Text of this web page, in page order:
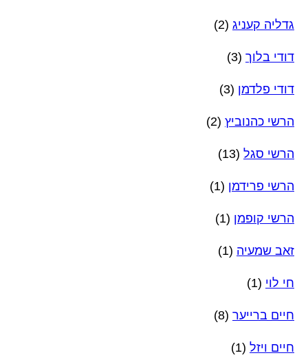
גדליה קעניג (2)
דודי בלוך (3)
דודי פלדמן (3)
הרשי כהנוביץ (2)
הרשי סגל (13)
הרשי פרידמן (1)
הרשי קופמן (1)
זאב שמעיה (1)
חי לוי (1)
חיים ברייער (8)
חיים ויזל (1)